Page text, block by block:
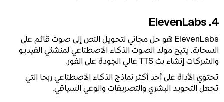
4. ElevenLabs
ElevenLabs هو حل مجاني لتحويل النص إلى صوت قائم على
السحابة. يتيح مولد الصوت الذكاء الاصطناعي لمنشئي الفيديو
والشركات إنشاء بث TTS عالي الجودة على الفور.
تحتوي الأداة على أحد أكثر نماذج الذكاء الاصطناعي ربحا التي
تجعل التجويد البشري والتصريفات والوعي السياقي.